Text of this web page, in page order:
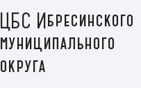
ЦБС Ибресинского
муниципального
округа